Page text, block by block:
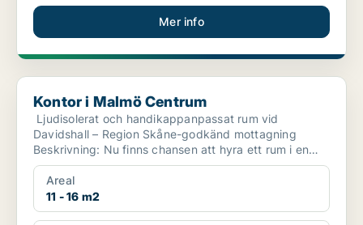
Mer info
Kontor i Malmö Centrum
Kontor i Malmö Centrum
​ Ljudisolerat och handikappanpassat rum vid
Davidshall – Region Skåne-godkänd mottagning ​
Beskrivning: Nu finns chansen att hyra ett rum i en
väletablera...
Areal
11 - 16 m2